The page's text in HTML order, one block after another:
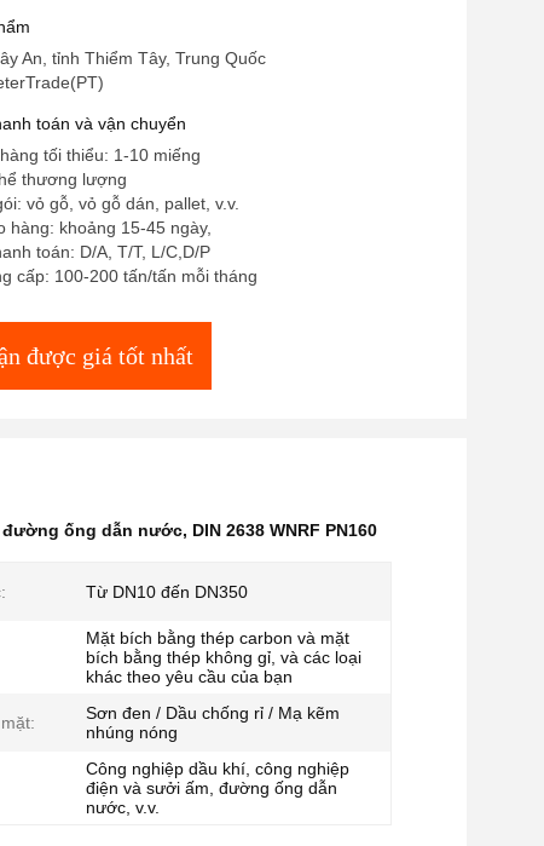
ống nước
An, tỉnh Thiểm Tây, Trung Quốc
toán và vận chuyển
tối thiểu: 1-10 miếng
thương lượng
vỏ gỗ, vỏ gỗ dán, pallet, v.v.
hàng: khoảng 15-45 ngày,
toán: D/A, T/T, L/C,D/P
cấp: 100-200 tấn/tấn mỗi tháng
được giá tốt nhất
ống dẫn nước, DIN 2638 WNRF PN160
Từ DN10 đến DN350
Mặt bích bằng thép carbon và mặt
bích bằng thép không gỉ, và các loại
khác theo yêu cầu của bạn
Sơn đen / Dầu chống rỉ / Mạ kẽm
nhúng nóng
Công nghiệp dầu khí, công nghiệp
điện và sưởi ấm, đường ống dẫn
nước, v.v.